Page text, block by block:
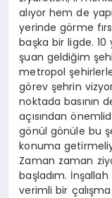
alıyor hem de
yerinde görme
başka bir ligde.
şuan geldiğim
metropol
görev şehrin
noktada basının
açısından
gönül gönüle bu
konuma
Zaman zaman
başladım.
verimli bir